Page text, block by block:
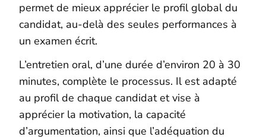
permet de mieux apprécier le profil global du
candidat, au-delà des seules performances à
un examen écrit.
L’entretien oral, d’une durée d’environ 20 à 30
minutes, complète le processus. Il est adapté
au profil de chaque candidat et vise à
apprécier la motivation, la capacité
d’argumentation, ainsi que l’adéquation du